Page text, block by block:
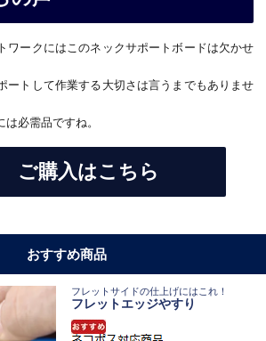
ワークにはこのネックサポートボードは欠かせ
ートして作業する大切さは言うまでもありませ
必需品ですね。
ご購入はこちら
おすすめ商品
フレットサイドの仕上げにはこれ！
フレットエッジやすり